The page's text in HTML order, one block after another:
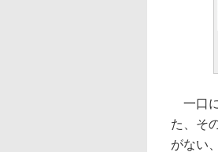
一口
た、そ
がない